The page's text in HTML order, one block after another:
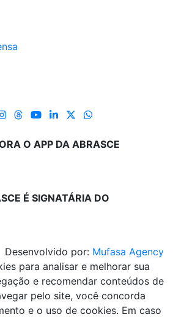
O APP DA ABRASCE
É SIGNATÁRIA DO
Desenvolvido por: Mufasa Agency
para analisar e melhorar sua
e recomendar conteúdos de
pelo site, você concorda
e o uso de cookies. Em caso